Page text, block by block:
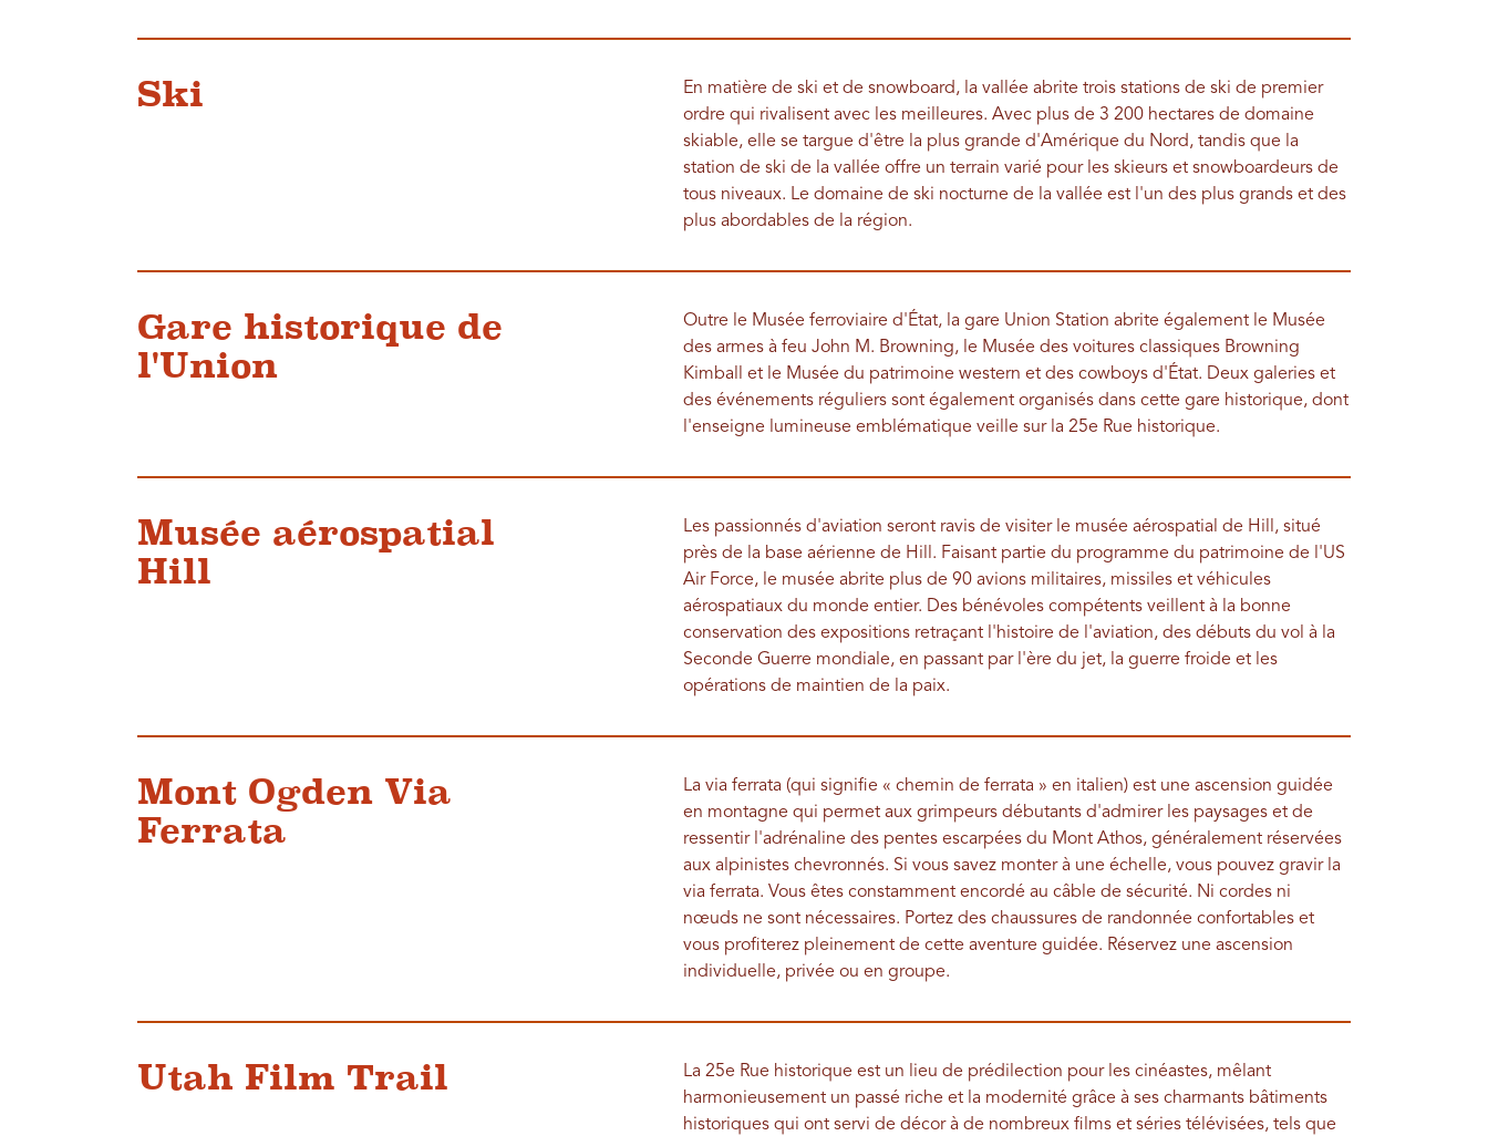
Ski
En matière de ski et de snowboard, la vallée abrite trois stations de ski de premier
ordre qui rivalisent avec les meilleures. Avec plus de 3 200 hectares de domaine
skiable, elle se targue d'être la plus grande d'Amérique du Nord, tandis que la
station de ski de la vallée offre un terrain varié pour les skieurs et snowboardeurs de
tous niveaux. Le domaine de ski nocturne de la vallée est l'un des plus grands et des
plus abordables de la région.
Gare historique de
l'Union
Outre le Musée ferroviaire d'État, la gare Union Station abrite également le Musée
des armes à feu John M. Browning, le Musée des voitures classiques Browning
Kimball et le Musée du patrimoine western et des cowboys d'État. Deux galeries et
des événements réguliers sont également organisés dans cette gare historique, dont
l'enseigne lumineuse emblématique veille sur la 25e Rue historique.
Musée aérospatial
Hill
Les passionnés d'aviation seront ravis de visiter le musée aérospatial de Hill, situé
près de la base aérienne de Hill. Faisant partie du programme du patrimoine de l'US
Air Force, le musée abrite plus de 90 avions militaires, missiles et véhicules
aérospatiaux du monde entier. Des bénévoles compétents veillent à la bonne
conservation des expositions retraçant l'histoire de l'aviation, des débuts du vol à la
Seconde Guerre mondiale, en passant par l'ère du jet, la guerre froide et les
opérations de maintien de la paix.
Mont Ogden Via
Ferrata
La via ferrata (qui signifie « chemin de ferrata » en italien) est une ascension guidée
en montagne qui permet aux grimpeurs débutants d'admirer les paysages et de
ressentir l'adrénaline des pentes escarpées du Mont Athos, généralement réservées
aux alpinistes chevronnés. Si vous savez monter à une échelle, vous pouvez gravir la
via ferrata. Vous êtes constamment encordé au câble de sécurité. Ni cordes ni
nœuds ne sont nécessaires. Portez des chaussures de randonnée confortables et
vous profiterez pleinement de cette aventure guidée. Réservez une ascension
individuelle, privée ou en groupe.
Utah Film Trail
La 25e Rue historique est un lieu de prédilection pour les cinéastes, mêlant
harmonieusement un passé riche et la modernité grâce à ses charmants bâtiments
historiques qui ont servi de décor à de nombreux films et séries télévisées, tels que